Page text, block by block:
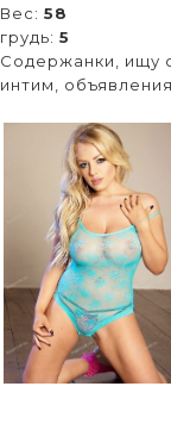
Вес: 58
грудь: 5
Содержанки, ищу
интим,